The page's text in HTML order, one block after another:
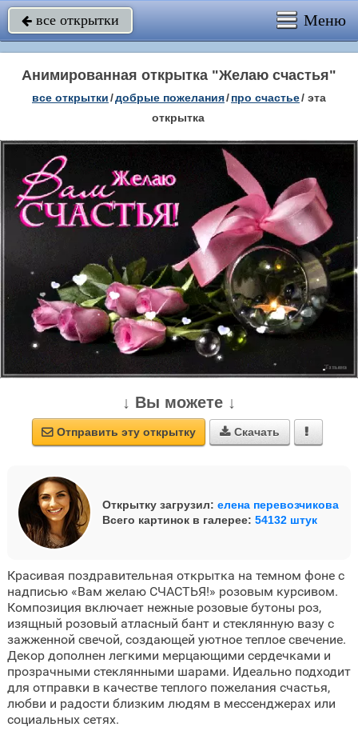
 все открытки Меню
Анимированная открытка "Желаю счастья"
все открытки/добрые пожелания/про счастье/ эта
открытка
↓ Вы можете ↓
 Отправить эту открытку  Скачать 
Открытку загрузил: елена перевозчикова
Всего картинок в галерее: 54132 штук
Красивая поздравительная открытка на темном фоне с
надписью «Вам желаю СЧАСТЬЯ!» розовым курсивом.
Композиция включает нежные розовые бутоны роз,
изящный розовый атласный бант и стеклянную вазу с
зажженной свечой, создающей уютное теплое свечение.
Декор дополнен легкими мерцающими сердечками и
прозрачными стеклянными шарами. Идеально подходит
для отправки в качестве теплого пожелания счастья,
любви и радости близким людям в мессенджерах или
социальных сетях.